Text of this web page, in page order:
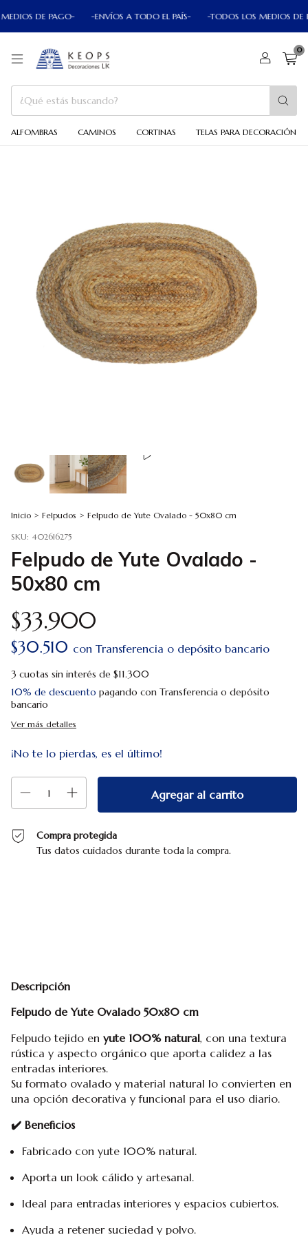
DE PAGO- -ENVÍOS A TODO EL PAÍS- -TODOS LOS MEDIOS DE PAGO-
0
ALFOMBRAS CAMINOS CORTINAS TELAS PARA DECORACIÓN
Inicio > Felpudos > Felpudo de Yute Ovalado - 50x80 cm
SKU: 402616275
Felpudo de Yute Ovalado -
50x80 cm
$33.900
$30.510 con Transferencia o depósito bancario
3 cuotas sin interés de $11.300
10% de descuento pagando con Transferencia o depósito
bancario
Ver más detalles
¡No te lo pierdas, es el último!
Compra protegida
Tus datos cuidados durante toda la compra.
Descripción
Felpudo de Yute Ovalado 50x80 cm
Felpudo tejido en yute 100% natural, con una textura
rústica y aspecto orgánico que aporta calidez a las
entradas interiores.
Su formato ovalado y material natural lo convierten en
una opción decorativa y funcional para el uso diario.
✔️ Beneficios
Fabricado con yute 100% natural.
Aporta un look cálido y artesanal.
Ideal para entradas interiores y espacios cubiertos.
Ayuda a retener suciedad y polvo.